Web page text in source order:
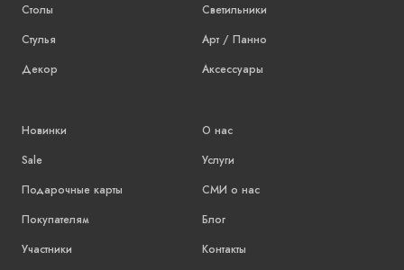
Столы
Стулья
Декор
Светильники
Арт / Панно
Аксессуары
Новинки
Sale
Подарочные карты
Покупателям
Участники
О нас
Услуги
СМИ о нас
Блог
Контакты